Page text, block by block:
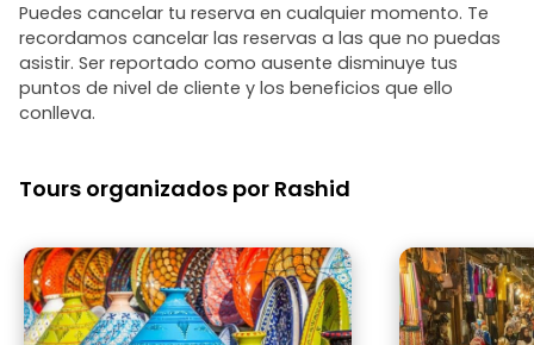
Puedes cancelar tu reserva en cualquier momento. Te
recordamos cancelar las reservas a las que no puedas
asistir. Ser reportado como ausente disminuye tus
puntos de nivel de cliente y los beneficios que ello
conlleva.
Tours organizados por Rashid